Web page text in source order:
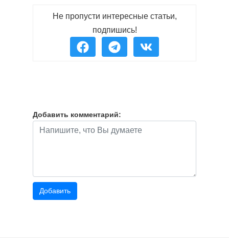
Не пропусти интересные статьи,
подпишись!
Добавить комментарий: